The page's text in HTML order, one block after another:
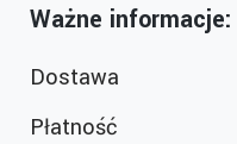
Ważne informacje:
Dostawa
Płatność